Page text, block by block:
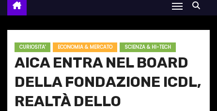
CURIOSITA' ECONOMIA & MERCATO SCIENZA & HI-TECH
AICA ENTRA NEL BOARD
DELLA FONDAZIONE ICDL,
REALTÀ DELLO